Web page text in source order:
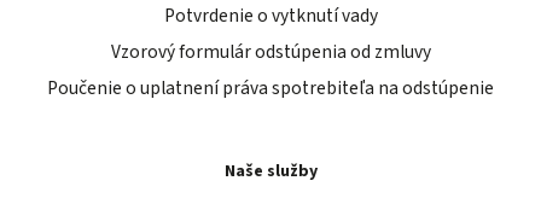
Potvrdenie o vytknutí vady
Vzorový formulár odstúpenia od zmluvy
Poučenie o uplatnení práva spotrebiteľa na odstúpenie
Naše služby